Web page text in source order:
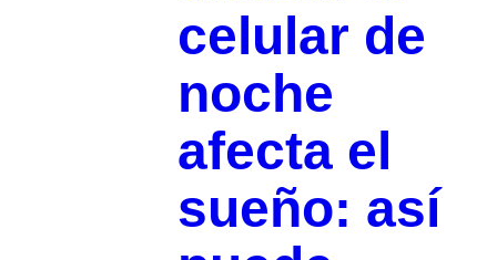
celular de
noche
afecta el
sueño: así